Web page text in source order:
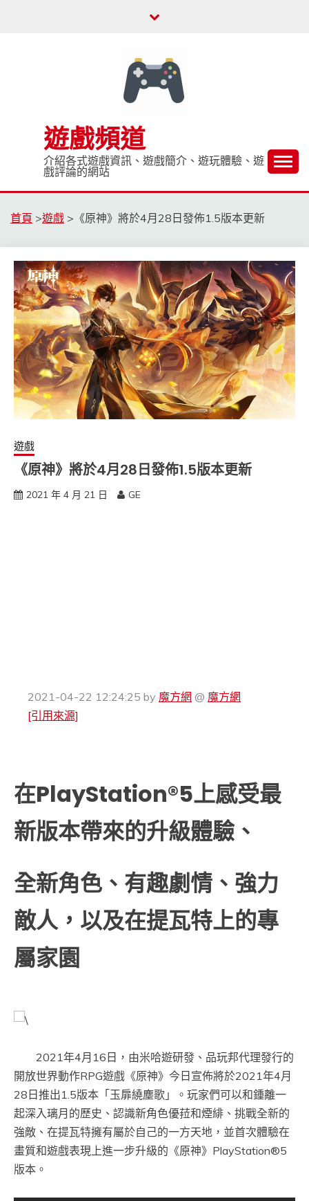
遊戲頻道
介紹各式遊戲資訊、遊戲簡介、遊玩體驗、遊
戲評論的網站
首頁 >遊戲 > 《原神》將於4月28日發佈1.5版本更新
遊戲
《原神》將於4月28日發佈1.5版本更新
2021 年 4 月 21 日 GE
2021-04-22 12:24:25 by 魔方網 @ 魔方網
[引用來源]
在PlayStation®5上感受最
新版本帶來的升級體驗、
全新角色、有趣劇情、強力
敵人，以及在提瓦特上的專
屬家園
2021年4月16日，由米哈遊研發、品玩邦代理發行的
開放世界動作RPG遊戲《原神》今日宣佈將於2021年4月
28日推出1.5版本「玉扉繞塵歌」。玩家們可以和鍾離一
起深入璃月的歷史、認識新角色優菈和煙緋、挑戰全新的
強敵、在提瓦特擁有屬於自己的一方天地，並首次體驗在
畫質和遊戲表現上進一步升級的《原神》PlayStation®5
版本。